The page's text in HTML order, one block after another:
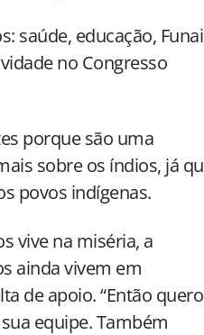
saúde, educação,
no Congresso
porque são uma
sobre os índios, já
povos indígenas.
vive na miséria, a
ainda vivem em
de apoio. “Então quero
equipe. Também